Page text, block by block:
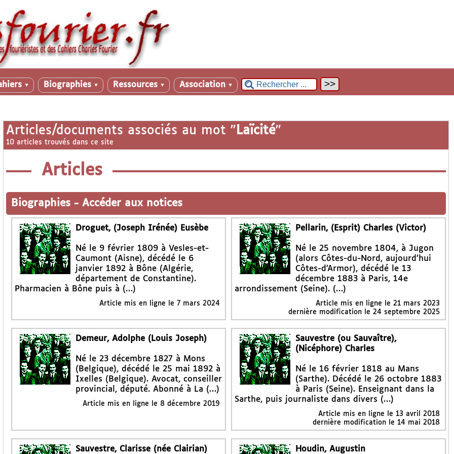
▼ Biographies ▼ Ressources ▼ Association ▼
Articles/documents associés au mot " Laïcité"
10 articles trouvés dans ce site
Articles
Biographies - Accéder aux notices
Droguet, (Joseph Irénée) Eusèbe
Né le 9 février 1809 à Vesles-et-
Caumont (Aisne), décédé le 6
janvier 1892 à Bône (Algérie,
département de Constantine).
Pharmacien à Bône puis à (…)
Article mis en ligne le 7 mars 2024
Pellarin, (Esprit) Charles (Victor)
Né le 25 novembre 1804, à Jugon
(alors Côtes-du-Nord, aujourd’hui
Côtes-d’Armor), décédé le 13
décembre 1883 à Paris, 14e
arrondissement (Seine). (…)
Article mis en ligne le21 mars 2023
dernière modification le 24 septembre 2025
Demeur, Adolphe (Louis Joseph)
Né le 23 décembre 1827 à Mons
(Belgique), décédé le 25 mai 1892 à
Ixelles (Belgique). Avocat, conseiller
provincial, député. Abonné à La (…)
Article mis en ligne le 8 décembre 2019
Sauvestre (ou Sauvaître),
(Nicéphore) Charles
Né le 16 février 1818 au Mans
(Sarthe). Décédé le 26 octobre 1883
à Paris (Seine). Enseignant dans la
Sarthe, puis journaliste dans divers (…)
Article mis en ligne le13 avril 2018
dernière modification le 14 mai 2018
Sauvestre, Clarisse (née Clairian) Houdin, Augustin